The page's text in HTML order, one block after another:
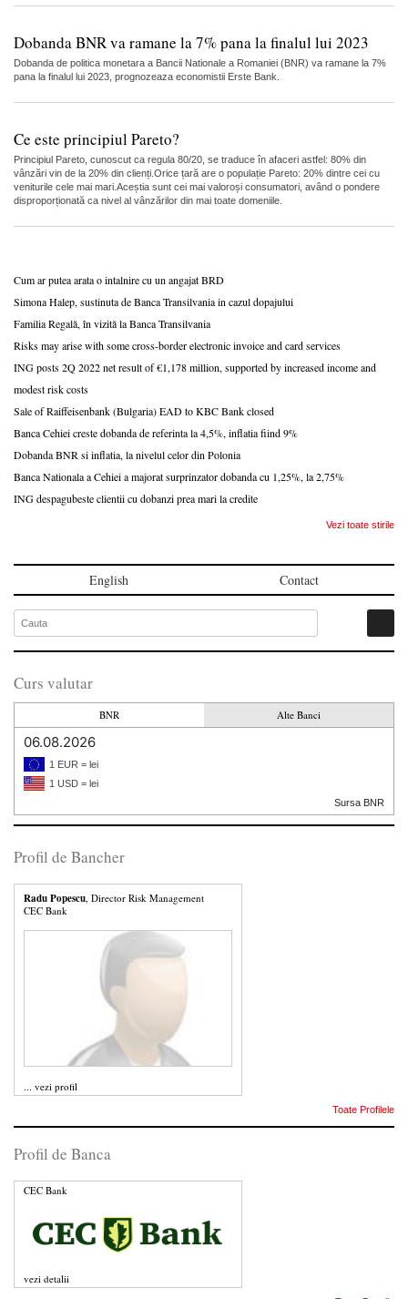
Dobanda BNR va ramane la 7% pana la finalul lui 2023
Dobanda de politica monetara a Bancii Nationale a Romaniei (BNR) va ramane la 7%
pana la finalul lui 2023, prognozeaza economistii Erste Bank.
Ce este principiul Pareto?
Principiul Pareto, cunoscut ca regula 80/20, se traduce în afaceri astfel: 80% din
vânzări vin de la 20% din clienți.Orice țară are o populație Pareto: 20% dintre cei cu
veniturile cele mai mari.Aceștia sunt cei mai valoroși consumatori, având o pondere
disproporționată ca nivel al vânzărilor din mai toate domeniile.
Cum ar putea arata o intalnire cu un angajat BRD
Simona Halep, sustinuta de Banca Transilvania in cazul dopajului
Familia Regală, în vizită la Banca Transilvania
Risks may arise with some cross-border electronic invoice and card services
ING posts 2Q 2022 net result of €1,178 million, supported by increased income and
modest risk costs
Sale of Raiffeisenbank (Bulgaria) EAD to KBC Bank closed
Banca Cehiei creste dobanda de referinta la 4,5%, inflatia fiind 9%
Dobanda BNR si inflatia, la nivelul celor din Polonia
Banca Nationala a Cehiei a majorat surprinzator dobanda cu 1,25%, la 2,75%
ING despagubeste clientii cu dobanzi prea mari la credite
Vezi toate stirile
English Contact
Curs valutar
BNR Alte Banci
06.08.2026
1 EUR = lei
1 USD = lei
Sursa BNR
Profil de Bancher
Radu Popescu, Director Risk Management
CEC Bank
... vezi profil
Toate Profilele
Profil de Banca
CEC Bank
vezi detalii